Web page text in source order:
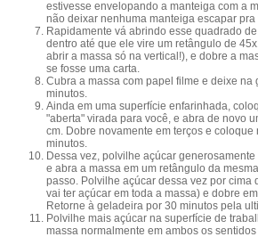
estivesse envelopando a manteiga com a
não deixar nenhuma manteiga escapar
Rapidamente vá abrindo esse quadrado
dentro até que ele vire um retângulo de
abrir a massa só na vertical!), e dobre a
se fosse uma carta.
Cubra a massa com papel filme e deixe na
minutos.
Ainda em uma superfície enfarinhada,
"aberta" virada para você, e abra de novo
cm. Dobre novamente em terços e
minutos.
Dessa vez, polvilhe açúcar
e abra a massa em um retângulo da
passo. Polvilhe açúcar dessa vez por cima
vai ter açúcar em toda a massa) e dobre
Retorne à geladeira por 30 minutos pela
Polvilhe mais açúcar na superfície de
massa normalmente em ambos os